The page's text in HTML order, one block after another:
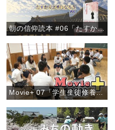
朝の信仰読本 #06「たすかり上手になろう」
Movie+ 07「学生生徒修養会 高校の部」